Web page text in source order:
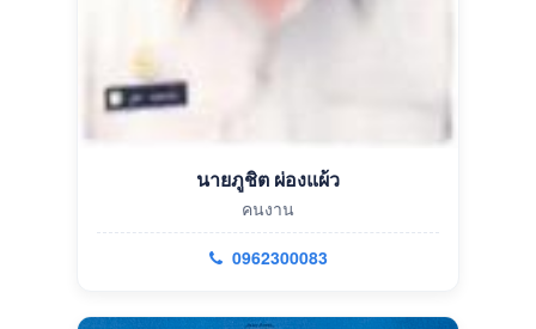
นายภูชิต ผ่องแผ้ว
คนงาน
0962300083